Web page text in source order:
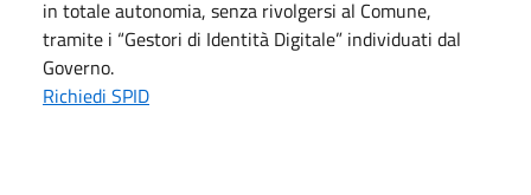
in totale autonomia, senza rivolgersi al Comune,
tramite i “Gestori di Identità Digitale” individuati dal
Governo.
Richiedi SPID